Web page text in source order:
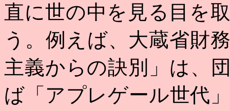
直に世の中を見る目を
う。例えば、大蔵省財
主義からの訣別」は、
ば「アプレゲール世代